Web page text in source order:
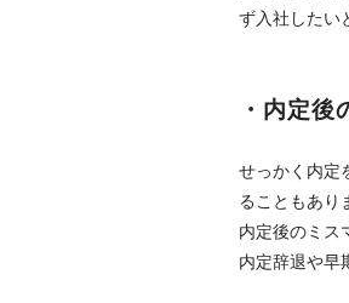
ず入社したい
・内定後
せっかく内定
ることもあり
内定後のミス
内定辞退や早